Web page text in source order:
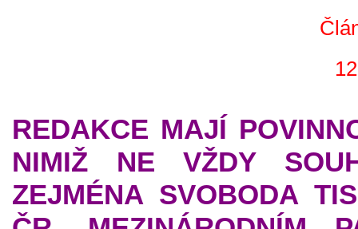
REDAKCE MAJÍ
NIMIŽ NE VŽDY
ZEJMÉNA SVOBODA